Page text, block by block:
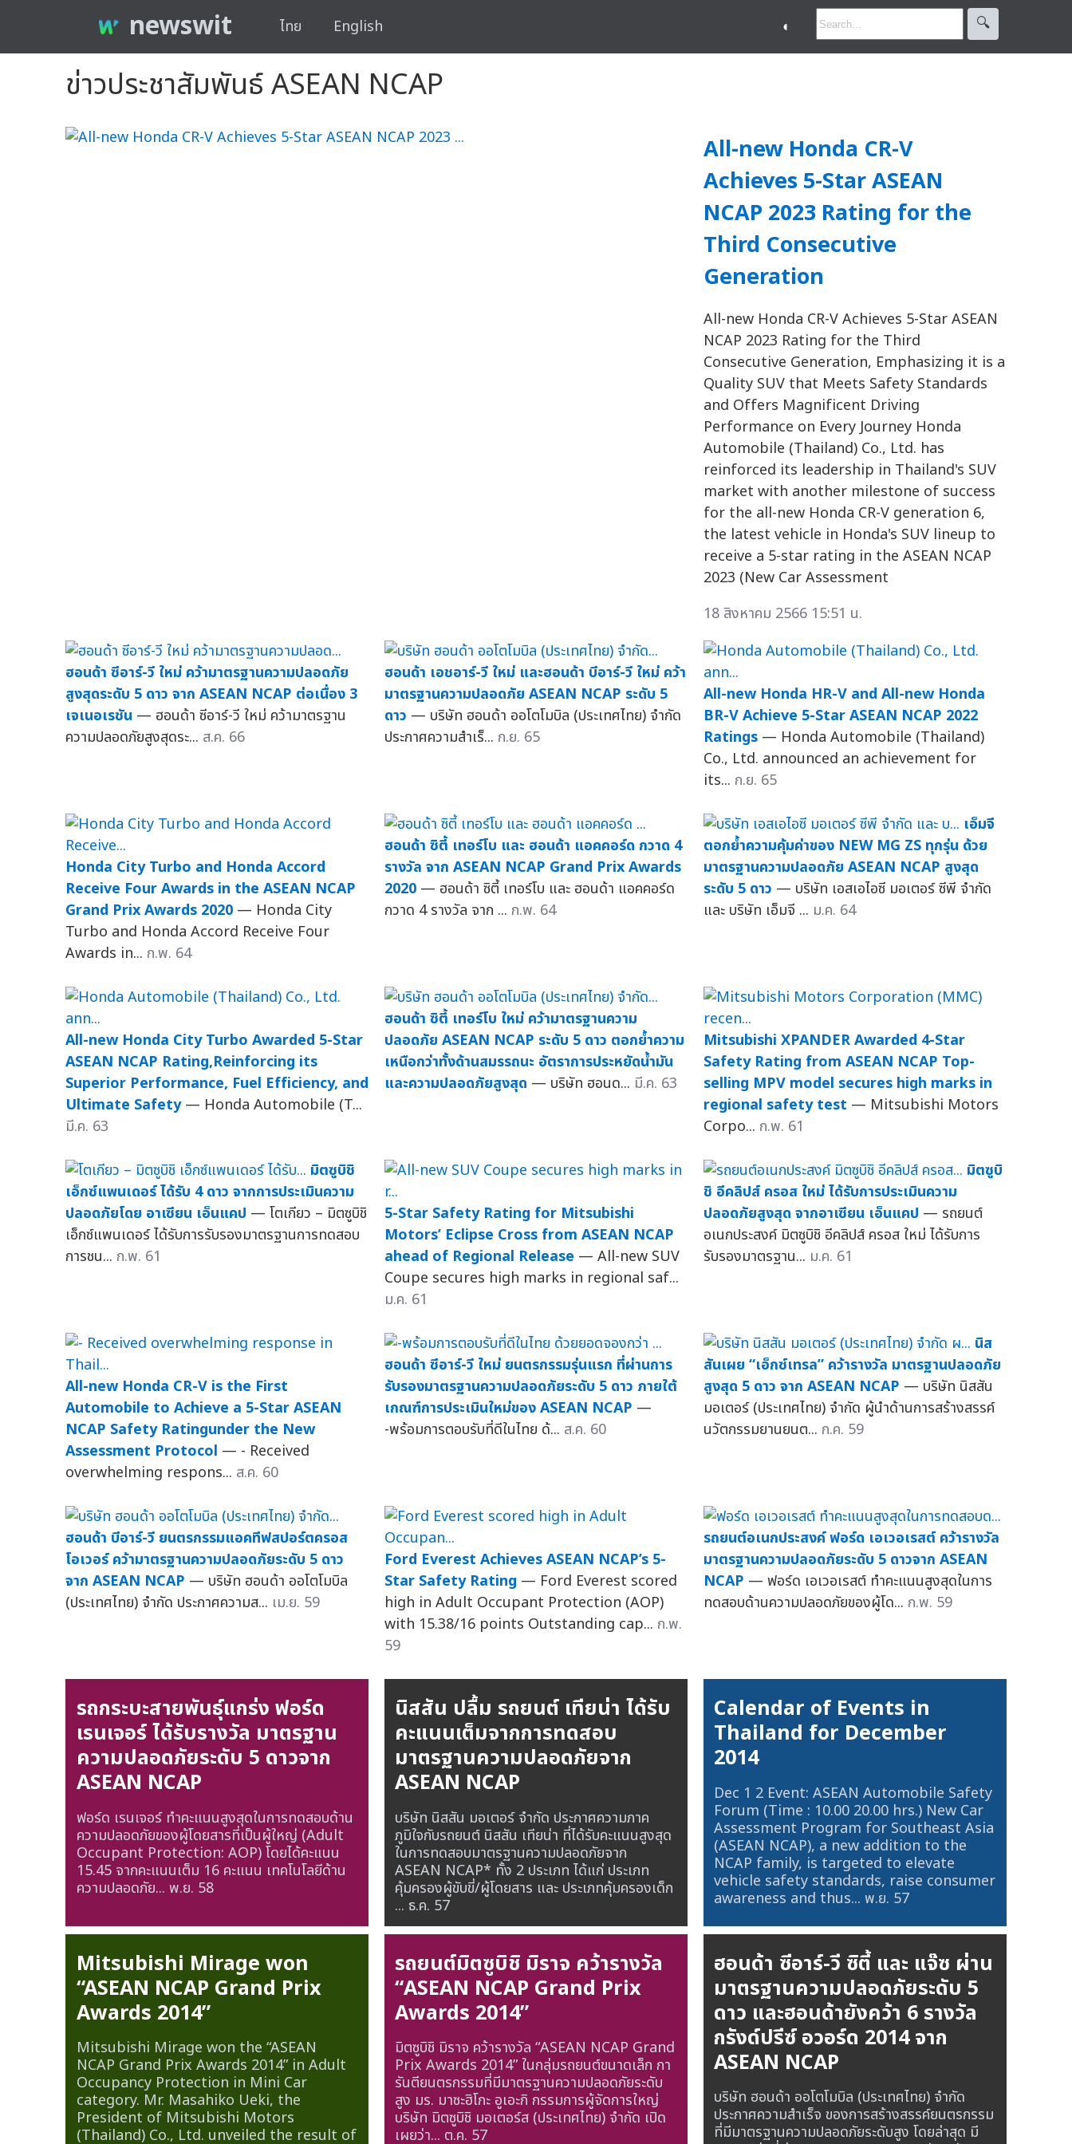
newswit ไทย English ◐ 🔍︎
ข่าวประชาสัมพันธ์ ASEAN NCAP
All-new Honda CR-V
Achieves 5-Star ASEAN
NCAP 2023 Rating for the
Third Consecutive
Generation
All-new Honda CR-V Achieves 5-Star ASEAN
NCAP 2023 Rating for the Third
Consecutive Generation, Emphasizing it is a
Quality SUV that Meets Safety Standards
and Offers Magnificent Driving
Performance on Every Journey Honda
Automobile (Thailand) Co., Ltd. has
reinforced its leadership in Thailand's SUV
market with another milestone of success
for the all-new Honda CR-V generation 6,
the latest vehicle in Honda's SUV lineup to
receive a 5-star rating in the ASEAN NCAP
2023 (New Car Assessment
18 สิงหาคม 2566 15:51 น.
ฮอนด้า ซีอาร์-วี ใหม่ คว้ามาตรฐานความปลอดภัย
สูงสุดระดับ 5 ดาว จาก ASEAN NCAP ต่อเนื่อง 3
เจเนอเรชัน — ฮอนด้า ซีอาร์-วี ใหม่ คว้ามาตรฐาน
ความปลอดภัยสูงสุดระ... ส.ค. 66
ฮอนด้า เอชอาร์-วี ใหม่ และฮอนด้า บีอาร์-วี ใหม่ คว้า
มาตรฐานความปลอดภัย ASEAN NCAP ระดับ 5
ดาว — บริษัท ฮอนด้า ออโตโมบิล (ประเทศไทย) จำกัด
ประกาศความสำเร็... ก.ย. 65
All-new Honda HR-V and All-new Honda
BR-V Achieve 5-Star ASEAN NCAP 2022
Ratings — Honda Automobile (Thailand)
Co., Ltd. announced an achievement for
its... ก.ย. 65
Honda City Turbo and Honda Accord
Receive Four Awards in the ASEAN NCAP
Grand Prix Awards 2020 — Honda City
Turbo and Honda Accord Receive Four
Awards in... ก.พ. 64
ฮอนด้า ซิตี้ เทอร์โบ และ ฮอนด้า แอคคอร์ด กวาด 4
รางวัล จาก ASEAN NCAP Grand Prix Awards
2020 — ฮอนด้า ซิตี้ เทอร์โบ และ ฮอนด้า แอคคอร์ด
กวาด 4 รางวัล จาก ... ก.พ. 64
เอ็มจี
ตอกย้ำความคุ้มค่าของ NEW MG ZS ทุกรุ่น ด้วย
มาตรฐานความปลอดภัย ASEAN NCAP สูงสุด
ระดับ 5 ดาว — บริษัท เอสเอไอซี มอเตอร์ ซีพี จำกัด
และ บริษัท เอ็มจี ... ม.ค. 64
All-new Honda City Turbo Awarded 5-Star
ASEAN NCAP Rating,Reinforcing its
Superior Performance, Fuel Efficiency, and
Ultimate Safety — Honda Automobile (T...
มี.ค. 63
ฮอนด้า ซิตี้ เทอร์โบ ใหม่ คว้ามาตรฐานความ
ปลอดภัย ASEAN NCAP ระดับ 5 ดาว ตอกย้ำความ
เหนือกว่าทั้งด้านสมรรถนะ อัตราการประหยัดน้ำมัน
และความปลอดภัยสูงสุด — บริษัท ฮอนด... มี.ค. 63
Mitsubishi XPANDER Awarded 4-Star
Safety Rating from ASEAN NCAP Top-
selling MPV model secures high marks in
regional safety test — Mitsubishi Motors
Corpo... ก.พ. 61
มิตซูบิชิ
เอ็กซ์แพนเดอร์ ได้รับ 4 ดาว จากการประเมินความ
ปลอดภัยโดย อาเซียน เอ็นแคป — โตเกียว – มิตซูบิชิ
เอ็กซ์แพนเดอร์ ได้รับการรับรองมาตรฐานการทดสอบ
การชน... ก.พ. 61
5-Star Safety Rating for Mitsubishi
Motors’ Eclipse Cross from ASEAN NCAP
ahead of Regional Release — All-new SUV
Coupe secures high marks in regional saf...
ม.ค. 61
มิตซูบิ
ชิ อีคลิปส์ ครอส ใหม่ ได้รับการประเมินความ
ปลอดภัยสูงสุด จากอาเซียน เอ็นแคป — รถยนต์
อเนกประสงค์ มิตซูบิชิ อีคลิปส์ ครอส ใหม่ ได้รับการ
รับรองมาตรฐาน... ม.ค. 61
All-new Honda CR-V is the First
Automobile to Achieve a 5-Star ASEAN
NCAP Safety Ratingunder the New
Assessment Protocol — - Received
overwhelming respons... ส.ค. 60
ฮอนด้า ซีอาร์-วี ใหม่ ยนตรกรรมรุ่นแรก ที่ผ่านการ
รับรองมาตรฐานความปลอดภัยระดับ 5 ดาว ภายใต้
เกณฑ์การประเมินใหม่ของ ASEAN NCAP —
-พร้อมการตอบรับที่ดีในไทย ด้... ส.ค. 60
นิส
สันเผย “เอ็กซ์เทรล” คว้ารางวัล มาตรฐานปลอดภัย
สูงสุด 5 ดาว จาก ASEAN NCAP — บริษัท นิสสัน
มอเตอร์ (ประเทศไทย) จำกัด ผู้นำด้านการสร้างสรรค์
นวัตกรรมยานยนต... ก.ค. 59
ฮอนด้า บีอาร์-วี ยนตรกรรมแอคทีฟสปอร์ตครอส
โอเวอร์ คว้ามาตรฐานความปลอดภัยระดับ 5 ดาว
จาก ASEAN NCAP — บริษัท ฮอนด้า ออโตโมบิล
(ประเทศไทย) จำกัด ประกาศความส... เม.ย. 59
Ford Everest Achieves ASEAN NCAP’s 5-
Star Safety Rating — Ford Everest scored
high in Adult Occupant Protection (AOP)
with 15.38/16 points Outstanding cap... ก.พ.
59
รถยนต์อเนกประสงค์ ฟอร์ด เอเวอเรสต์ คว้ารางวัล
มาตรฐานความปลอดภัยระดับ 5 ดาวจาก ASEAN
NCAP — ฟอร์ด เอเวอเรสต์ ทำคะแนนสูงสุดในการ
ทดสอบด้านความปลอดภัยของผู้โด... ก.พ. 59
รถกระบะสายพันธุ์แกร่ง ฟอร์ด
เรนเจอร์ ได้รับรางวัล มาตรฐาน
ความปลอดภัยระดับ 5 ดาวจาก
ASEAN NCAP
ฟอร์ด เรนเจอร์ ทำคะแนนสูงสุดในการทดสอบด้าน
ความปลอดภัยของผู้โดยสารที่เป็นผู้ใหญ่ (Adult
Occupant Protection: AOP) โดยได้คะแนน
15.45 จากคะแนนเต็ม 16 คะแนน เทคโนโลยีด้าน
ความปลอดภัย... พ.ย. 58
นิสสัน ปลื้ม รถยนต์ เทียน่า ได้รับ
คะแนนเต็มจากการทดสอบ
มาตรฐานความปลอดภัยจาก
ASEAN NCAP
บริษัท นิสสัน มอเตอร์ จำกัด ประกาศความภาค
ภูมิใจกับรถยนต์ นิสสัน เทียน่า ที่ได้รับคะแนนสูงสุด
ในการทดสอบมาตรฐานความปลอดภัยจาก
ASEAN NCAP* ทั้ง 2 ประเภท ได้แก่ ประเภท
คุ้มครองผู้ขับขี่/ผู้โดยสาร และ ประเภทคุ้มครองเด็ก
... ธ.ค. 57
Calendar of Events in
Thailand for December
2014
Dec 1 2 Event: ASEAN Automobile Safety
Forum (Time : 10.00 20.00 hrs.) New Car
Assessment Program for Southeast Asia
(ASEAN NCAP), a new addition to the
NCAP family, is targeted to elevate
vehicle safety standards, raise consumer
awareness and thus...พ.ย. 57
Mitsubishi Mirage won
“ASEAN NCAP Grand Prix
Awards 2014”
Mitsubishi Mirage won the “ASEAN
NCAP Grand Prix Awards 2014” in Adult
Occupancy Protection in Mini Car
category. Mr. Masahiko Ueki, the
President of Mitsubishi Motors
(Thailand) Co., Ltd. unveiled the result of
รถยนต์มิตซูบิชิ มิราจ คว้ารางวัล
“ASEAN NCAP Grand Prix
Awards 2014”
มิตซูบิชิ มิราจ คว้ารางวัล “ASEAN NCAP Grand
Prix Awards 2014” ในกลุ่มรถยนต์ขนาดเล็ก กา
รันตียนตรกรรมที่มีมาตรฐานความปลอดภัยระดับ
สูง มร. มาซะฮิโกะ อูเอะกิ กรรมการผู้จัดการใหญ่
บริษัท มิตซูบิชิ มอเตอร์ส (ประเทศไทย) จำกัด เปิด
เผยว่า... ต.ค. 57
ฮอนด้า ซีอาร์-วี ซิตี้ และ แจ๊ซ ผ่าน
มาตรฐานความปลอดภัยระดับ 5
ดาว และฮอนด้ายังคว้า 6 รางวัล
กรังด์ปรีซ์ อวอร์ด 2014 จาก
ASEAN NCAP
บริษัท ฮอนด้า ออโตโมบิล (ประเทศไทย) จำกัด
ประกาศความสำเร็จ ของการสร้างสรรค์ยนตรกรรม
ที่มีมาตรฐานความปลอดภัยระดับสูง โดยล่าสุด มี